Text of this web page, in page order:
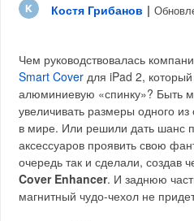
Костя Грибанов |
Чем руководствовалась
Smart Cover для iPad 2,
алюминиевую «спинку»? Быть
увеличивать размеры одного
в мире. Или решили дать шанс
аксессуаров проявить свою
очередь так и сделали, создав
Cover Enhancer. И заднюю
магнитный чудо-чехол не